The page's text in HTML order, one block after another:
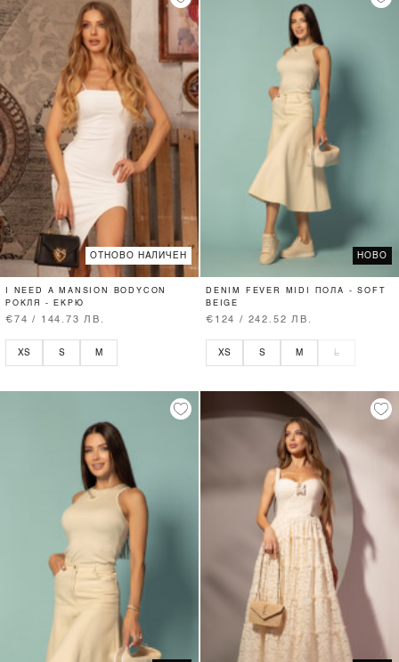
ОТНОВО НАЛИЧЕН
I NEED A MANSION BODYCON
РОКЛЯ - ЕКРЮ
€74 / 144.73 ЛВ.
XS S M
НОВО
DENIM FEVER MIDI ПОЛА - SOFT
BEIGE
€124 / 242.52 ЛВ.
XS S M L